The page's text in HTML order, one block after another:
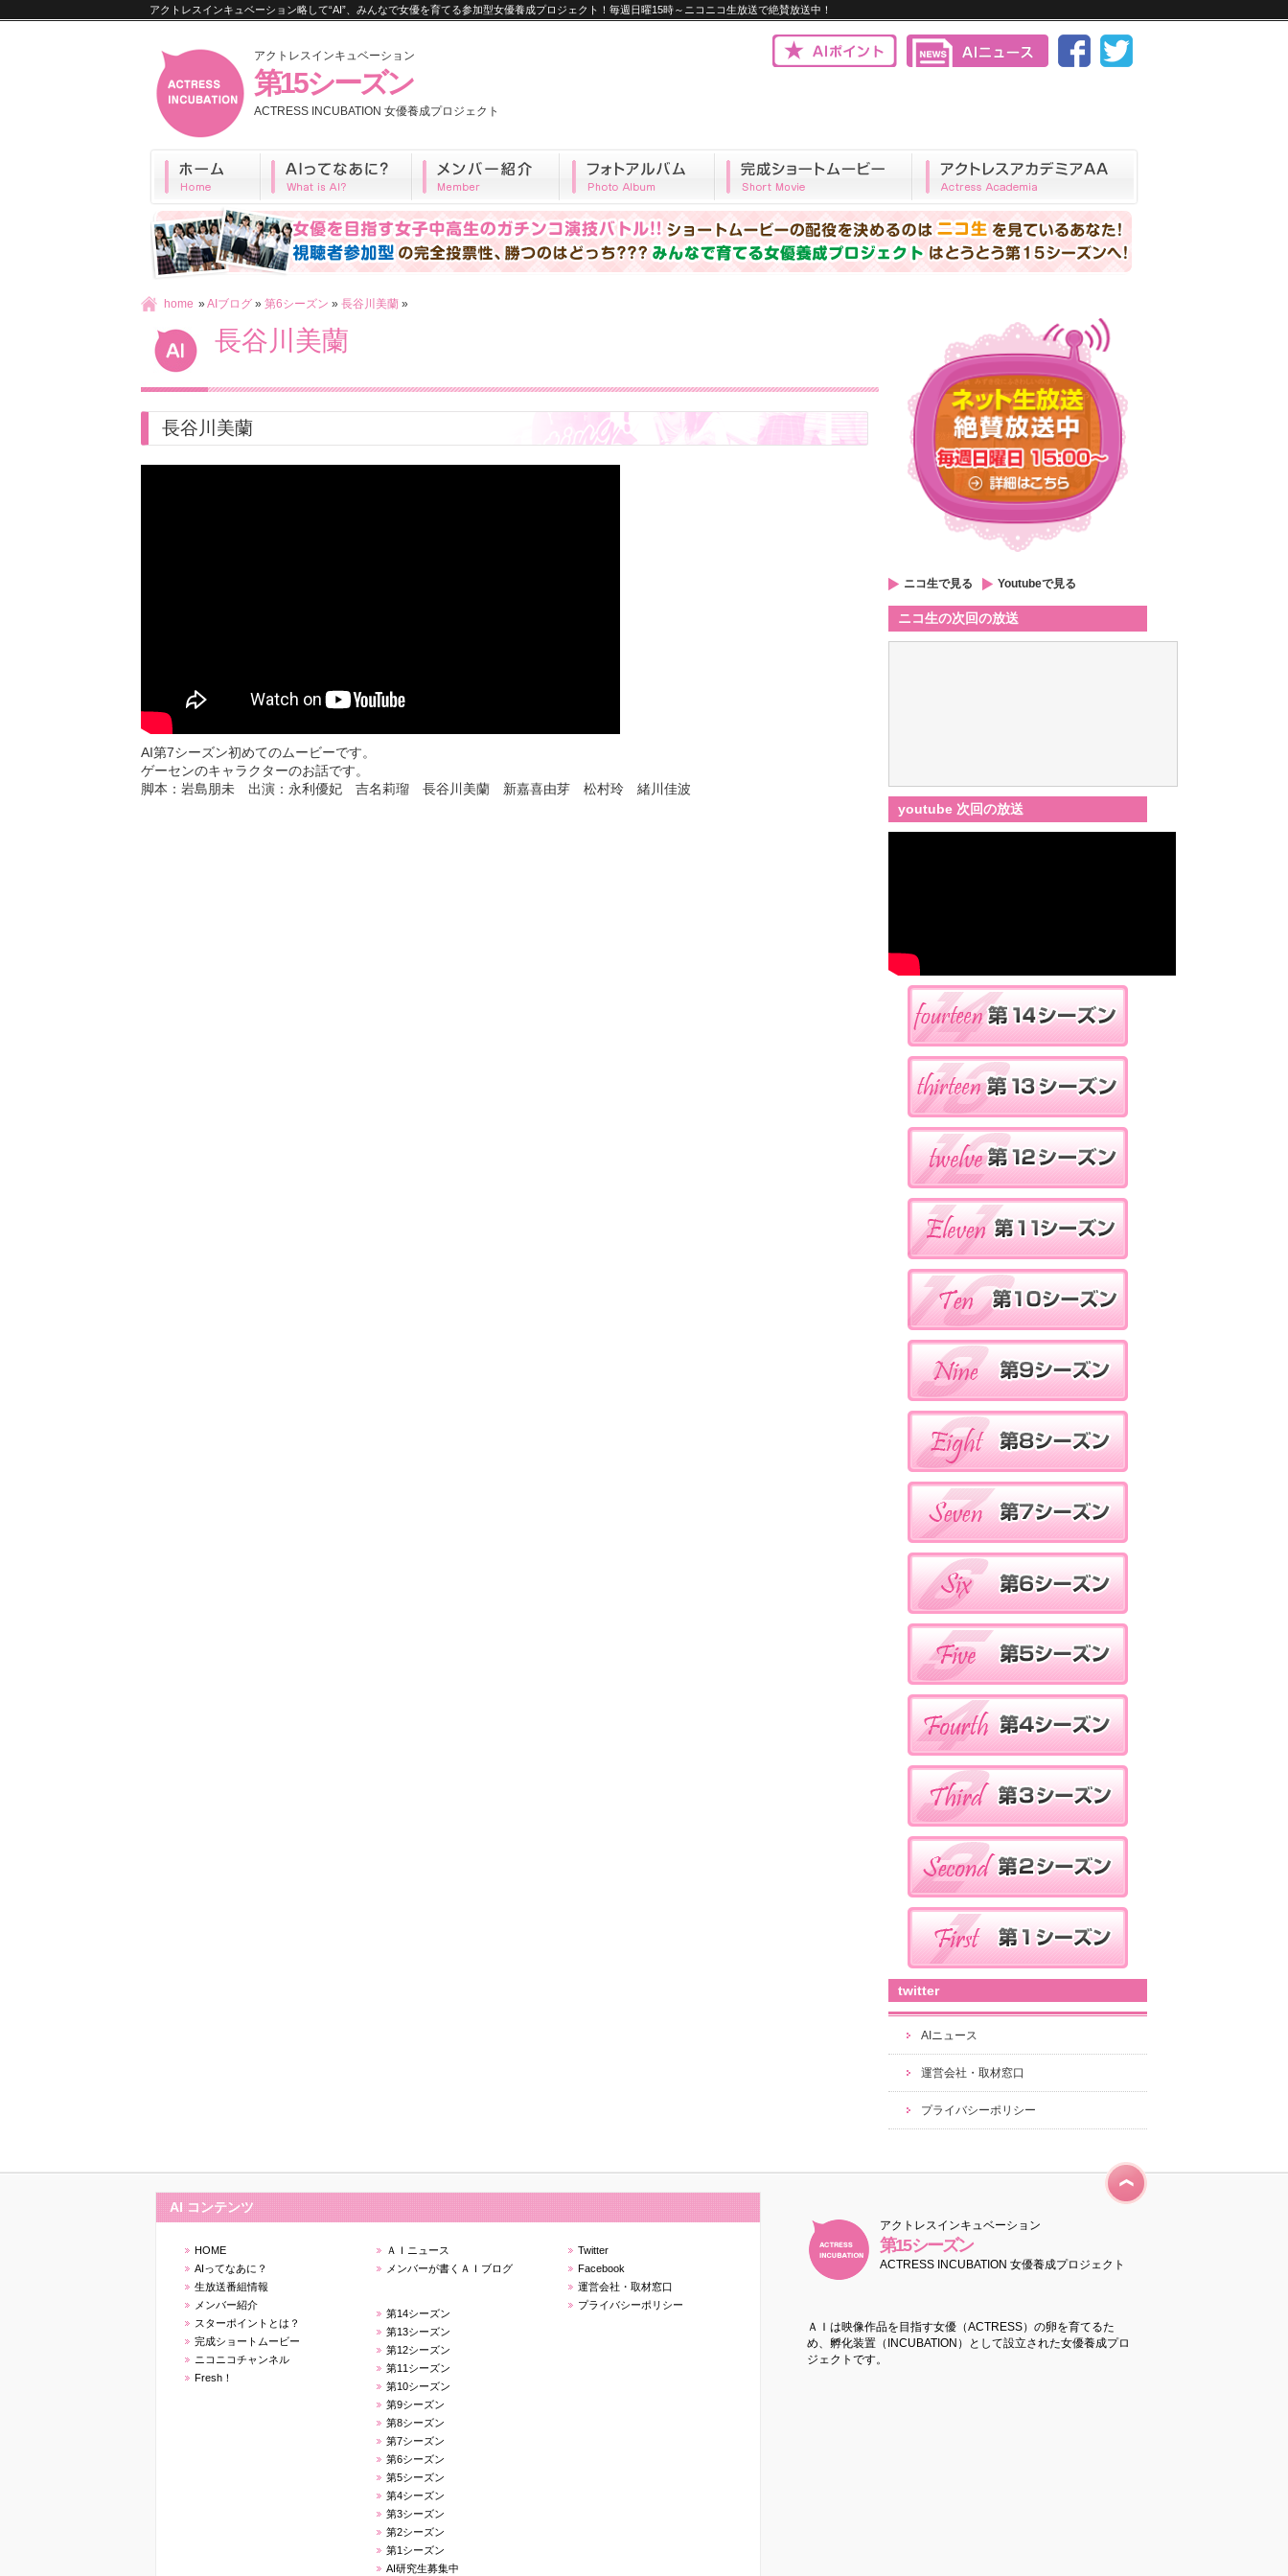
アクトレスインキュベーション略して“AI”、みんなで女優を育てる参加型女優養成プロジェクト！毎週日曜15時～ニコニコ生放送で絶賛放送中！
アクトレスインキュベーション
第15シーズン
ACTRESS INCUBATION 女優養成プロジェクト
home »AIブログ » 第6シーズン » 長谷川美蘭 »
長谷川美蘭
長谷川美蘭
AI第7シーズン初めてのムービーです。
ゲーセンのキャラクターのお話です。
脚本：岩島朋未 出演：永利優妃 吉名莉瑠 長谷川美蘭 新嘉喜由芽 松村玲 緒川佳波
ニコ生で見る Youtubeで見る
ニコ生の次回の放送
youtube 次回の放送
twitter
AIニュース
運営会社・取材窓口
プライバシーポリシー
AI コンテンツ
HOME
AIってなあに？
生放送番組情報
メンバー紹介
スターポイントとは？
完成ショートムービー
ニコニコチャンネル
Fresh！
ＡＩニュース
メンバーが書くＡＩブログ
第14シーズン
第13シーズン
第12シーズン
第11シーズン
第10シーズン
第9シーズン
第8シーズン
第7シーズン
第6シーズン
第5シーズン
第4シーズン
第3シーズン
第2シーズン
第1シーズン
AI研究生募集中
Twitter
Facebook
運営会社・取材窓口
プライバシーポリシー
アクトレスインキュベーション
第15シーズン
ACTRESS INCUBATION 女優養成プロジェクト
ＡＩは映像作品を目指す女優（ACTRESS）の卵を育てるた
め、孵化装置（INCUBATION）として設立された女優養成プロ
ジェクトです。